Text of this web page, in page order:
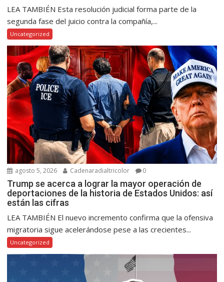
LEA TAMBIÉN Esta resolución judicial forma parte de la
segunda fase del juicio contra la compañía,...
Uncategorized
agosto 5, 2026 Cadenaradialtricolor 0
Trump se acerca a lograr la mayor operación de
deportaciones de la historia de Estados Unidos: así
están las cifras
LEA TAMBIÉN El nuevo incremento confirma que la ofensiva
migratoria sigue acelerándose pese a las crecientes...
Uncategorized